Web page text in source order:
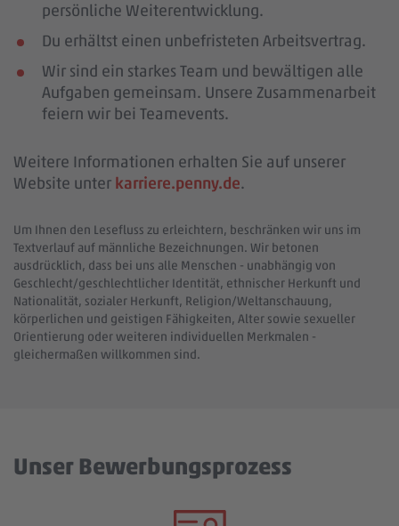
persönliche Weiterentwicklung.
Du erhältst einen unbefristeten Arbeitsvertrag.
Wir sind ein starkes Team und bewältigen alle
Aufgaben gemeinsam. Unsere Zusammenarbeit
feiern wir bei Teamevents.
Weitere Informationen erhalten Sie auf unserer
Website unter karriere.penny.de.
Um Ihnen den Lesefluss zu erleichtern, beschränken wir uns im
Textverlauf auf männliche Bezeichnungen. Wir betonen
ausdrücklich, dass bei uns alle Menschen - unabhängig von
Geschlecht/geschlechtlicher Identität, ethnischer Herkunft und
Nationalität, sozialer Herkunft, Religion/Weltanschauung,
körperlichen und geistigen Fähigkeiten, Alter sowie sexueller
Orientierung oder weiteren individuellen Merkmalen -
gleichermaßen willkommen sind.
Unser Bewerbungsprozess